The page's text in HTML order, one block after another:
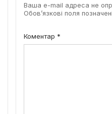
Ваша e-mail адреса не
Обов’язкові поля позначені
Коментар *